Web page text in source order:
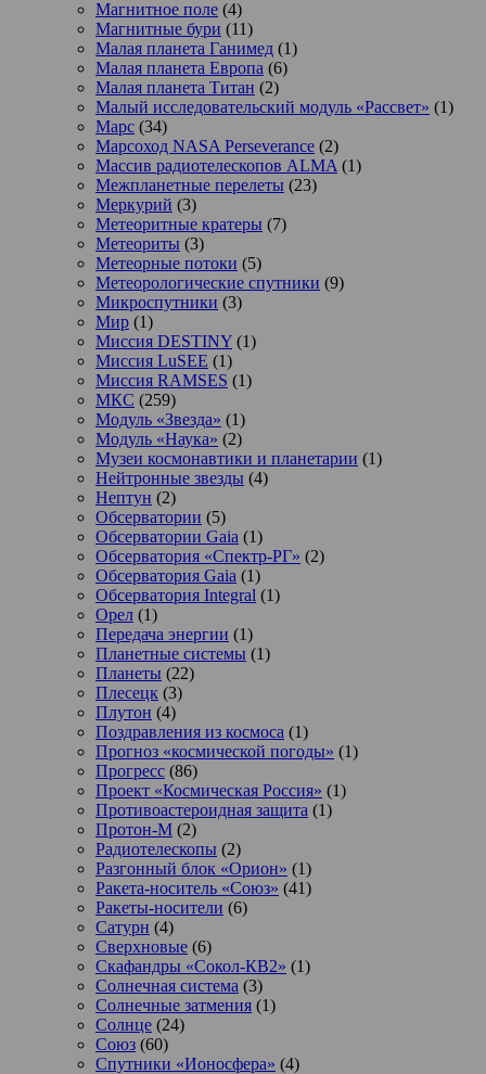
Магнитное поле (4)
Магнитные бури (11)
Малая планета Ганимед (1)
Малая планета Европа (6)
Малая планета Титан (2)
Малый исследовательский модуль «Рассвет» (1)
Марс (34)
Марсоход NASA Perseverance (2)
Массив радиотелескопов ALMA (1)
Межпланетные перелеты (23)
Меркурий (3)
Метеоритные кратеры (7)
Метеориты (3)
Метеорные потоки (5)
Метеорологические спутники (9)
Микроспутники (3)
Мир (1)
Миссия DESTINY (1)
Миссия LuSEE (1)
Миссия RAMSES (1)
МКС (259)
Модуль «Звезда» (1)
Модуль «Наука» (2)
Музеи космонавтики и планетарии (1)
Нейтронные звезды (4)
Нептун (2)
Обсерватории (5)
Обсерватории Gaia (1)
Обсерватория «Спектр-РГ» (2)
Обсерватория Gaia (1)
Обсерватория Integral (1)
Орел (1)
Передача энергии (1)
Планетные системы (1)
Планеты (22)
Плесецк (3)
Плутон (4)
Поздравления из космоса (1)
Прогноз «космической погоды» (1)
Прогресс (86)
Проект «Космическая Россия» (1)
Противоастероидная защита (1)
Протон-М (2)
Радиотелескопы (2)
Разгонный блок «Орион» (1)
Ракета-носитель «Союз» (41)
Ракеты-носители (6)
Сатурн (4)
Сверхновые (6)
Скафандры «Сокол-КВ2» (1)
Солнечная система (3)
Солнечные затмения (1)
Солнце (24)
Союз (60)
Спутники «Ионосфера» (4)